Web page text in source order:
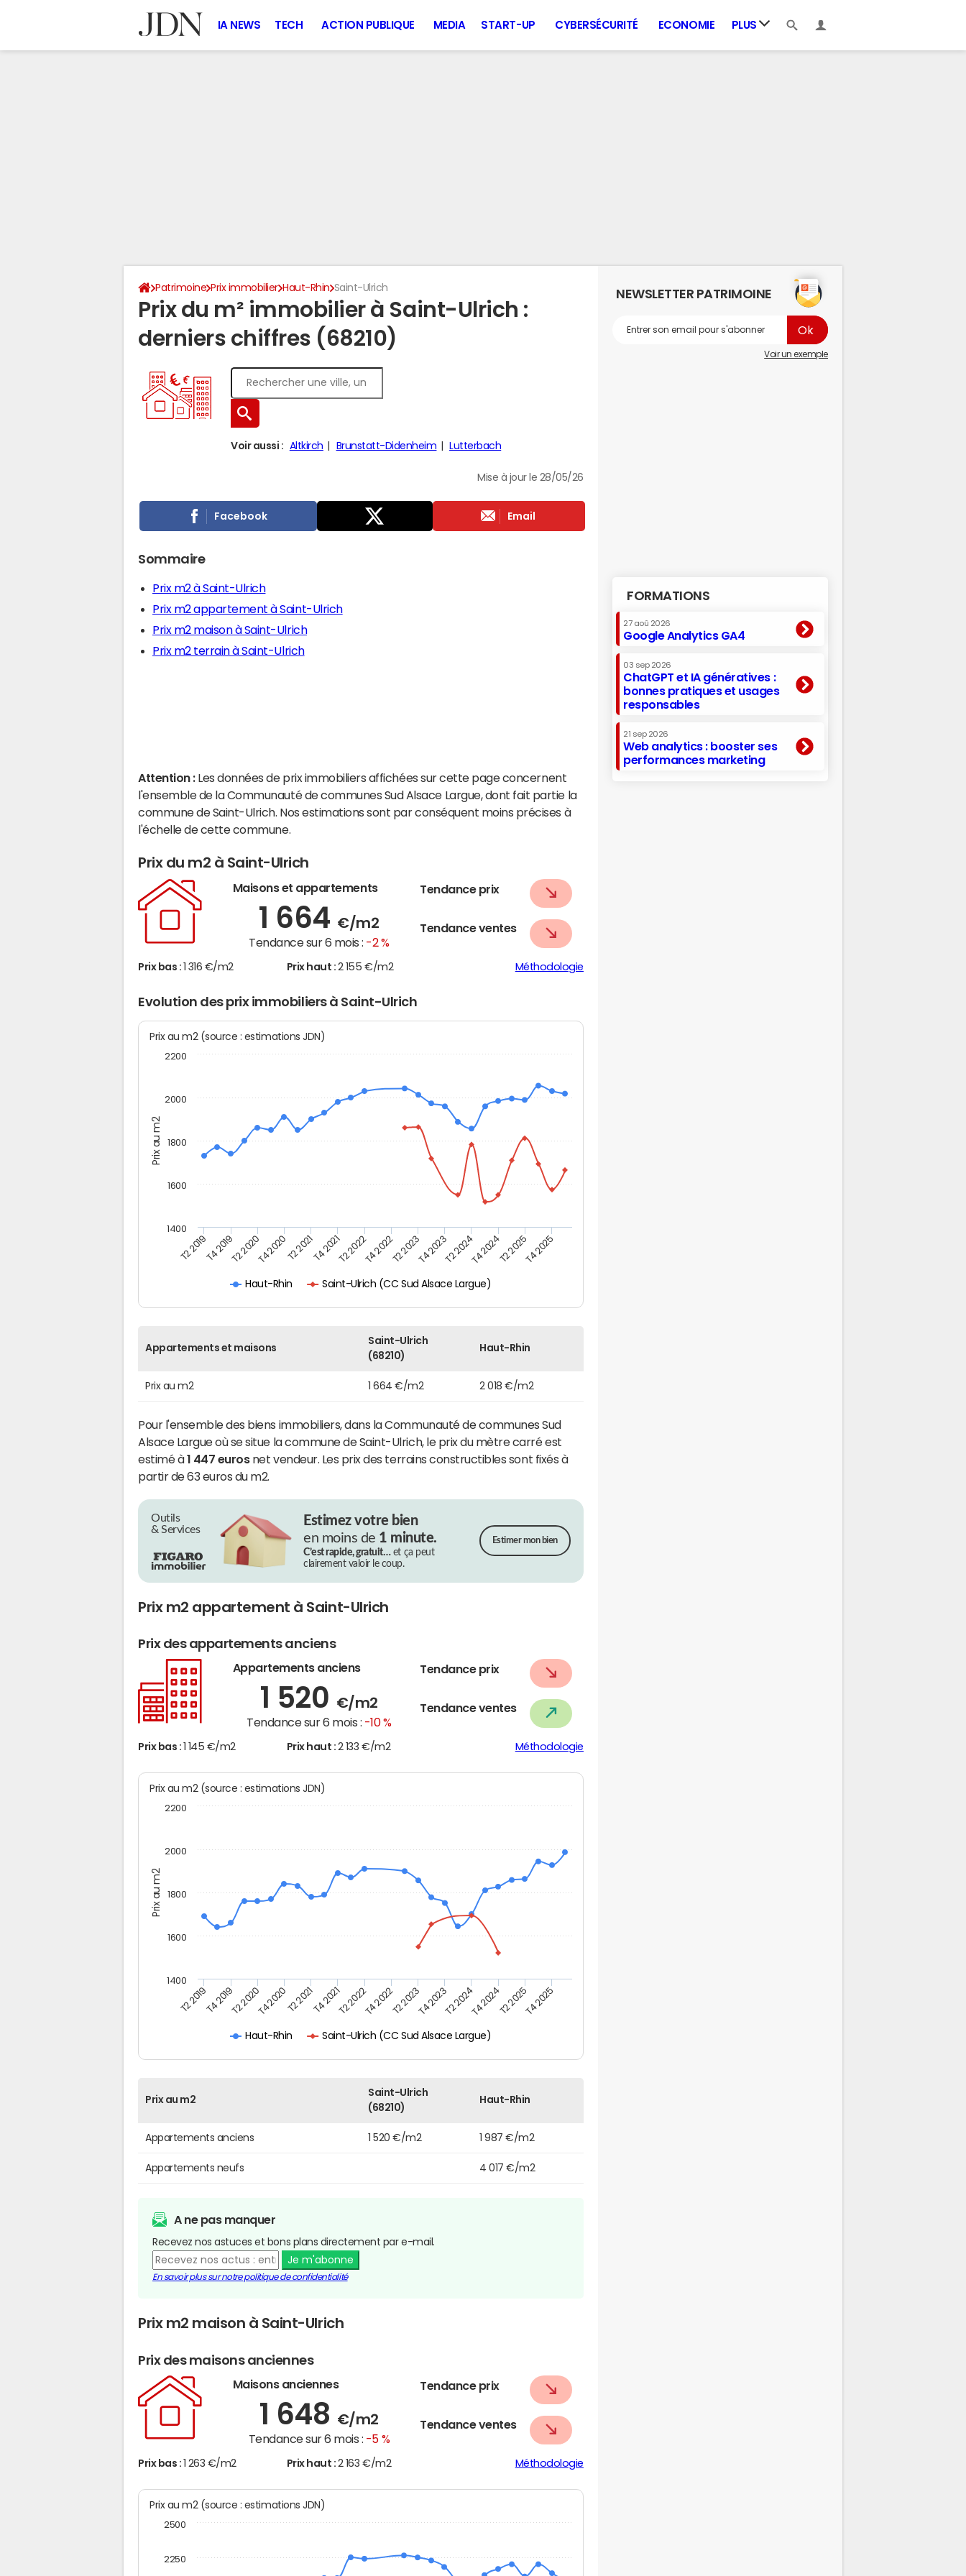
IA NEWS TECH ACTION PUBLIQUE MEDIA START-UP CYBERSÉCURITÉ ECONOMIE PLUS
Patrimoine Prix immobilier Haut-Rhin Saint-Ulrich
Prix du m² immobilier à Saint-Ulrich :
derniers chiffres (68210)
Voir aussi : Altkirch Brunstatt-Didenheim Lutterbach
Mise à jour le 28/05/26
Facebook Email
Sommaire
Prix m2 à Saint-Ulrich
Prix m2 appartement à Saint-Ulrich
Prix m2 maison à Saint-Ulrich
Prix m2 terrain à Saint-Ulrich
Attention : Les données de prix immobiliers affichées sur cette page concernent
l'ensemble de la Communauté de communes Sud Alsace Largue, dont fait partie la
commune de Saint-Ulrich. Nos estimations sont par conséquent moins précises à
l'échelle de cette commune.
Prix du m2 à Saint-Ulrich
Maisons et appartements
1 664 €/m2
Tendance sur 6 mois : -2 %
Tendance prix
Tendance ventes
Prix bas : 1 316 €/m2 Prix haut : 2 155 €/m2 Méthodologie
Evolution des prix immobiliers à Saint-Ulrich
Prix au m2
Prix au m2 (source : estimations JDN)
Haut-Rhin Saint-Ulrich (CC Sud Alsace Largue)
T2 2019T4 2019T2 2020T4 2020T2 2021T4 2021T2 2022T4 2022T2 2023T4 2023T2 2024T4 2024T2 2025T4 2025
1400
1600
1800
2000
2200
Appartements et maisons
Saint-Ulrich
(68210)
Haut-Rhin
Prix au m2 1 664 €/m2 2 018 €/m2
Pour l'ensemble des biens immobiliers, dans la Communauté de communes Sud
Alsace Largue où se situe la commune de Saint-Ulrich, le prix du mètre carré est
estimé à1 447 eurosnet vendeur. Les prix des terrains constructibles sont fixés à
partir de 63 euros du m2.
Outils
& Services
Estimez votre bien
en moins de 1 minute.
C’est rapide, gratuit…et ça peut
clairement valoir le coup.
Estimer mon bien
Prix m2 appartement à Saint-Ulrich
Prix des appartements anciens
Appartements anciens
1 520 €/m2
Tendance sur 6 mois : -10 %
Tendance prix
Tendance ventes
Prix bas : 1 145 €/m2 Prix haut : 2 133 €/m2 Méthodologie
Prix au m2
Prix au m2 (source : estimations JDN)
Haut-Rhin Saint-Ulrich (CC Sud Alsace Largue)
T2 2019T4 2019T2 2020T4 2020T2 2021T4 2021T2 2022T4 2022T2 2023T4 2023T2 2024T4 2024T2 2025T4 2025
1400
1600
1800
2000
2200
Prix au m2
Saint-Ulrich
(68210)
Haut-Rhin
Appartements anciens 1 520 €/m2 1 987 €/m2
Appartements neufs 4 017 €/m2
A ne pas manquer
Recevez nos astuces et bons plans directement par e-mail.
Je m'abonne
En savoir plus sur notre politique de confidentialité
Prix m2 maison à Saint-Ulrich
Prix des maisons anciennes
Maisons anciennes
1 648 €/m2
Tendance sur 6 mois : -5 %
Tendance prix
Tendance ventes
Prix bas : 1 263 €/m2 Prix haut : 2 163 €/m2 Méthodologie
Prix au m2 (source : estimations JDN)
2250
2500
NEWSLETTER PATRIMOINE
Voir un exemple
FORMATIONS
27 aoû 2026
Google Analytics GA4
03 sep 2026
ChatGPT et IA génératives :
bonnes pratiques et usages
responsables
21 sep 2026
Web analytics : booster ses
performances marketing